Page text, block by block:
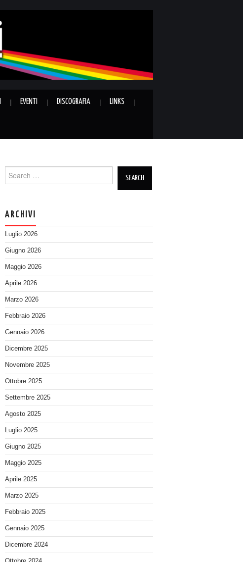
EVENTI DISCOGRAFIA LINKS
for:
ARCHIVI
Luglio 2026
Giugno 2026
Maggio 2026
Aprile 2026
Marzo 2026
Febbraio 2026
Gennaio 2026
Dicembre 2025
Novembre 2025
Ottobre 2025
Settembre 2025
Agosto 2025
Luglio 2025
Giugno 2025
Maggio 2025
Aprile 2025
Marzo 2025
Febbraio 2025
Gennaio 2025
Dicembre 2024